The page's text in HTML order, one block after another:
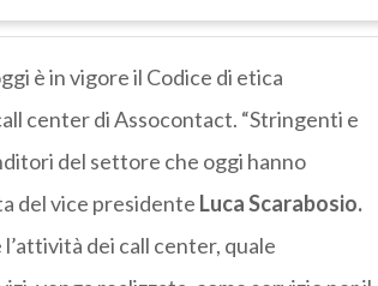
è in vigore il Codice di etica
center di Assocontact. “Stringenti e
del settore che oggi hanno
del vice presidente Luca Scarabosio.
dei call center, quale